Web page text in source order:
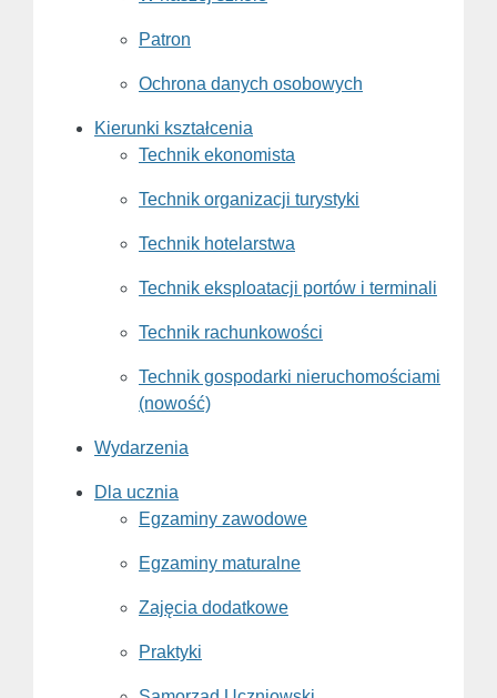
Patron
Ochrona danych osobowych
Kierunki kształcenia
Technik ekonomista
Technik organizacji turystyki
Technik hotelarstwa
Technik eksploatacji portów i terminali
Technik rachunkowości
Technik gospodarki nieruchomościami
(nowość)
Wydarzenia
Dla ucznia
Egzaminy zawodowe
Egzaminy maturalne
Zajęcia dodatkowe
Praktyki